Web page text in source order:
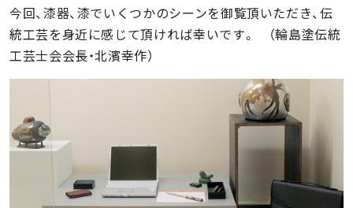
今回、漆器、漆でいくつかのシーンを御覧頂いただき、伝
統工芸を身近に感じて頂ければ幸いです。 （輪島塗伝統
工芸士会会長・北濱幸作）